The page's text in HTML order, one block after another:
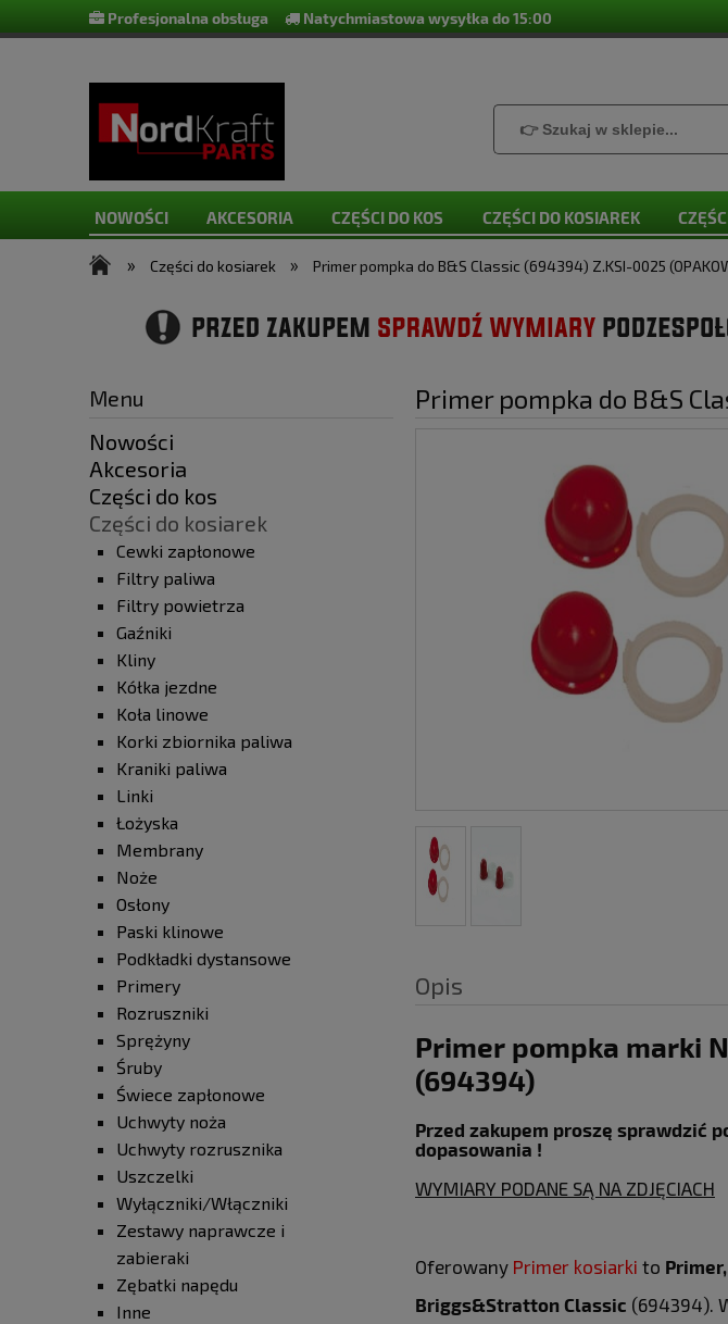
Profesjonalna obsługa Natychmiastowa wysyłka do 15:00
NOWOŚCI AKCESORIA CZĘŚCI DO KOS CZĘŚCI DO KOSIAREK
» Części do kosiarek » Primer pompka do B&S Classic (694394) Z.KSI-0025
Menu
Nowości
Akcesoria
Części do kos
Części do kosiarek
Cewki zapłonowe
Filtry paliwa
Filtry powietrza
Gaźniki
Kliny
Kółka jezdne
Koła linowe
Korki zbiornika paliwa
Kraniki paliwa
Linki
Łożyska
Membrany
Noże
Osłony
Paski klinowe
Podkładki dystansowe
Primery
Rozruszniki
Sprężyny
Śruby
Świece zapłonowe
Uchwyty noża
Uchwyty rozrusznika
Uszczelki
Wyłączniki/Włączniki
Zestawy naprawcze i
zabieraki
Zębatki napędu
Inne
Primer pompka do B&S
Opis
Primer pompka marki
(694394)
Przed zakupem proszę sprawdzić
dopasowania !
WYMIARY PODANE SĄ NA ZDJĘCIACH
Oferowany Primer kosiarki to
Briggs&Stratton Classic (694394).